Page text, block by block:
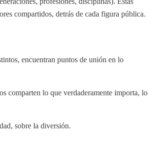
compartidos, detrás de cada figura pública.
encuentran puntos de unión en lo
comparten lo que verdaderamente importa, lo
sobre la diversión.